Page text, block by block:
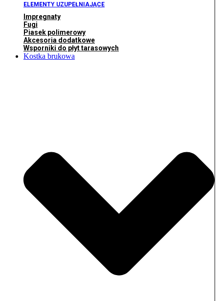
ELEMENTY UZUPEŁNIAJĄCE
Impregnaty
Fugi
Piasek polimerowy
Akcesoria dodatkowe
Wsporniki do płyt tarasowych
Kostka brukowa